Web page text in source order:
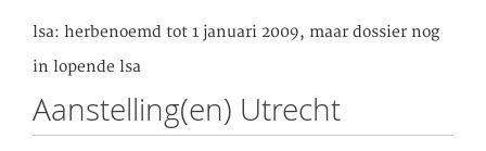
lsa: herbenoemd tot 1 januari 2009, maar dossier nog
in lopende lsa
Aanstelling(en) Utrecht